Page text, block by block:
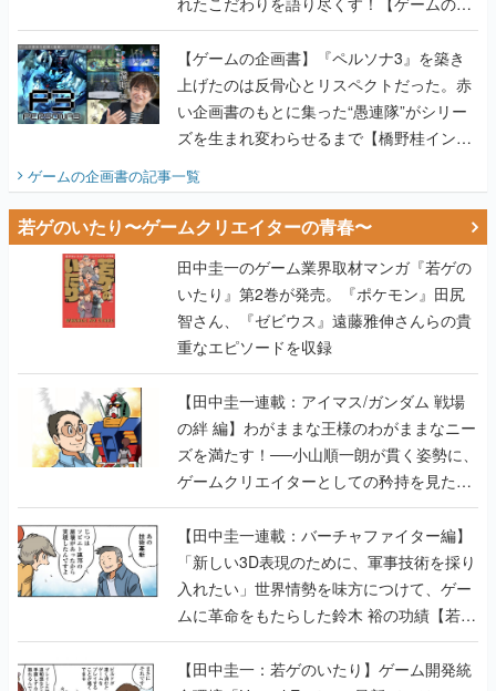
画書】
【ゲームの企画書】『ペルソナ3』を築き
上げたのは反骨心とリスペクトだった。赤
い企画書のもとに集った“愚連隊”がシリー
ズを生まれ変わらせるまで【橋野桂インタ
ビュー】
ゲームの企画書の記事一覧
若ゲのいたり〜ゲームクリエイターの青春〜
田中圭一のゲーム業界取材マンガ『若ゲの
いたり』第2巻が発売。『ポケモン』田尻
智さん、『ゼビウス』遠藤雅伸さんらの貴
重なエピソードを収録
【田中圭一連載：アイマス/ガンダム 戦場
の絆 編】わがままな王様のわがままなニー
ズを満たす！──小山順一朗が貫く姿勢に、
ゲームクリエイターとしての矜持を見た
【若ゲのいたり最終回】
【田中圭一連載：バーチャファイター編】
「新しい3D表現のために、軍事技術を採り
入れたい」世界情勢を味方につけて、ゲー
ムに革命をもたらした鈴木 裕の功績【若ゲ
のいたり】
【田中圭一：若ゲのいたり】ゲーム開発統